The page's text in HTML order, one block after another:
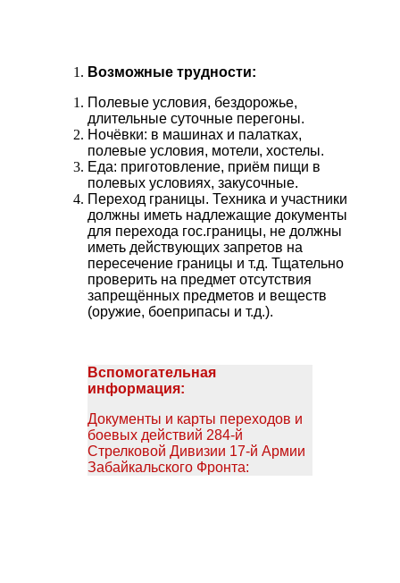
Возможные трудности:
Полевые условия, бездорожье,
длительные суточные перегоны.
Ночёвки: в машинах и палатках,
полевые условия, мотели, хостелы.
Еда: приготовление, приём пищи в
полевых условиях, закусочные.
Переход границы. Техника и участники
должны иметь надлежащие документы
для перехода гос.границы, не должны
иметь действующих запретов на
пересечение границы и т.д. Тщательно
проверить на предмет отсутствия
запрещённых предметов и веществ
(оружие, боеприпасы и т.д.).
Вспомогательная
информация:
Документы и карты переходов и
боевых действий 284-й
Стрелковой Дивизии 17-й Армии
Забайкальского Фронта: